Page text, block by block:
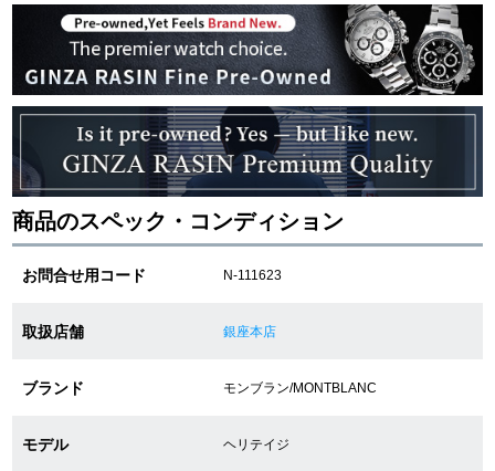
詳細検索はこちら
ご利用ガイド
GINZA RASINのプレミアムクオリティについて
送料・お支払方法
ショッピングローンの流れ
ショップサービス
商品のスペック・コンディション
お問合せ用コード N-111623
取扱店舗 銀座本店
ブランド モンブラン/MONTBLANC
モデル ヘリテイジ